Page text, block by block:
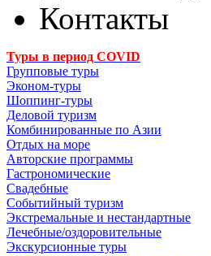
Контакты
Туры в период COVID
Групповые туры
Эконом-туры
Шоппинг-туры
Деловой туризм
Комбинированные по Азии
Отдых на море
Авторские программы
Гастрономические
Свадебные
Событийный туризм
Экстремальные и нестандартные
Лечебные/оздоровительные
Экскурсионные туры